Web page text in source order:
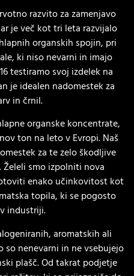
razvito za zamenjavo
je več kot tri leta razvijalo
organskih spojin, pri
ki niso nevarni in imajo
testiramo svoj izdelek na
je idealen nadomestek za
in črnil.
organske koncentrate,
ton na leto v Evropi. Naš
za te zelo škodljive
smo izpolniti nova
enako učinkovitost kot
topila, ki se pogosto
industriji.
aromatskih ali
nenevarni in ne vsebujejo
plašč. Od takrat podjetje